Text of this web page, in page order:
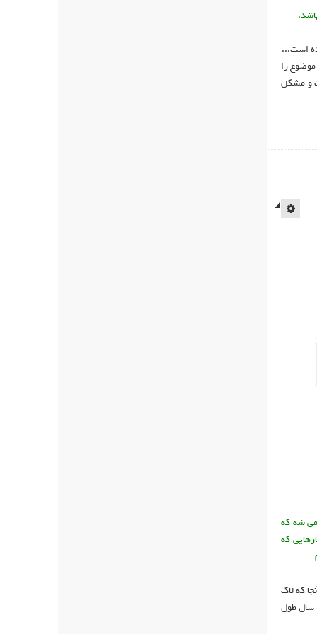
است...
را
و مشکل
EMPTY
می شه که
که
که لاک
سال طول